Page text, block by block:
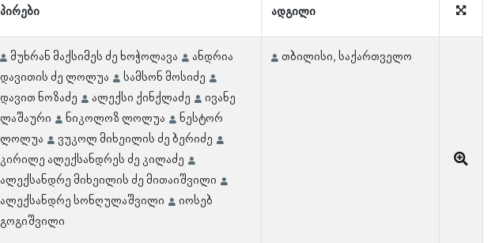
პირები ადგილი
მუხრან მაქსიმეს ძე ხოჭოლავა
ანდრია
დავითის ძე ლოლუა
სამსონ მოსიძე
დავით ნოზაძე
ალექსი ქინქლაძე
ივანე
ლაშაური
ნიკოლოზ ლოლუა
ნესტორ
ლოლუა
ვუკოლ მიხეილის ძე ბერიძე
კირილე ალექსანდრეს ძე კილაძე
ალექსანდრე მიხეილის ძე მითაიშვილი
ალექსანდრე სონღულაშვილი
იოსებ
გოგიშვილი
თბილისი, საქართველო